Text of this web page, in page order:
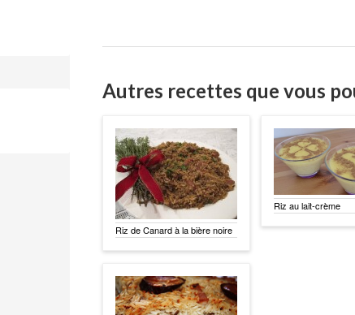
Autres recettes que vous
Riz de Canard à la bière noire
Riz au lait-crème